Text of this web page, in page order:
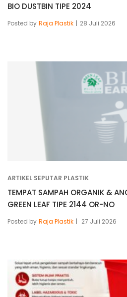
BIO DUSTBIN TIPE 2024
Posted by Raja Plastik 28 Juli 2026
ARTIKEL SEPUTAR PLASTIK
TEMPAT SAMPAH ORGANIK &
GREEN LEAF TIPE 2144 OR-NO
Posted by Raja Plastik 27 Juli 2026